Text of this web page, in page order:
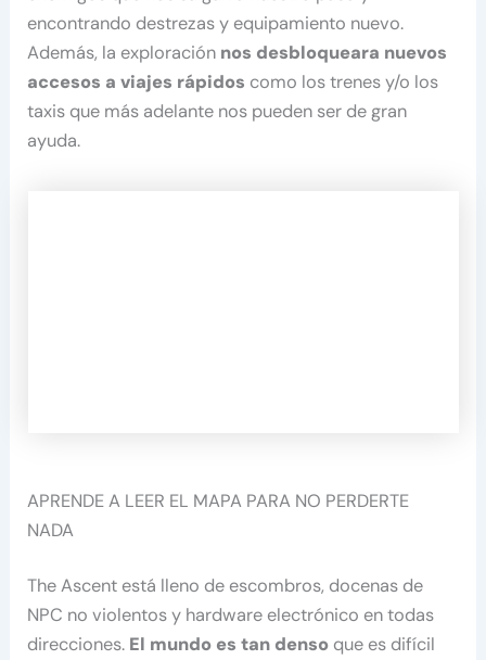
encontrando destrezas y equipamiento nuevo.
Además, la exploración nos desbloqueara nuevos
accesos a viajes rápidos como los trenes y/o los
taxis que más adelante nos pueden ser de gran
ayuda.
APRENDE A LEER EL MAPA PARA NO PERDERTE
NADA
The Ascent está lleno de escombros, docenas de
NPC no violentos y hardware electrónico en todas
direcciones. El mundo es tan denso que es difícil